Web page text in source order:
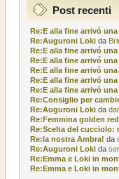
Post recenti
Re:E alla fine arrivó
Re:Auguroni Loki da
Re:E alla fine arrivó
Re:E alla fine arrivó
Re:E alla fine arrivó
Re:E alla fine arrivó
Re:E alla fine arrivó
Re:Consiglio per
Re:Auguroni Loki da
Re:Femmina golden
Re:Scelta del cucciolo:
Re:la nostra Ambra! da
Re:Auguroni Loki da
Re:Emma e Loki in
Re:Emma e Loki in